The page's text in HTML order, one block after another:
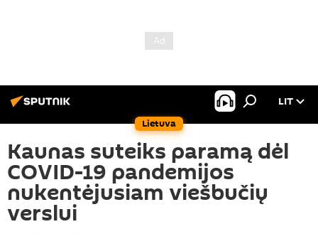
Lietuva
LIT
Kaunas suteiks paramą dėl
COVID-19 pandemijos
nukentėjusiam viešbučių
verslui